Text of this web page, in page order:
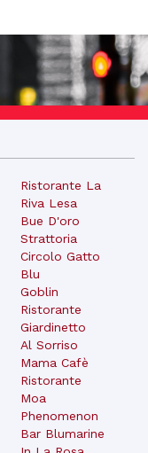
Ristorante La
Riva Lesa
Bue D'oro
Strattoria
Circolo Gatto
Blu
Goblin
Ristorante
Giardinetto
Al Sorriso
Mama Cafè
Ristorante
Moa
Phenomenon
Bar Blumarine